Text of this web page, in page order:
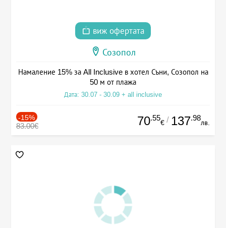
виж офертата
Созопол
Намаление 15% за All Inclusive в хотел Съни, Созопол на
50 м от плажа
Дата: 30.07 - 30.09 + all inclusive
-15%
83.00€ 70.55
€ / 137.98
лв.